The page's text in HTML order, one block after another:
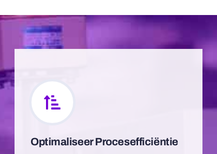
Optimaliseer Procesefficiëntie